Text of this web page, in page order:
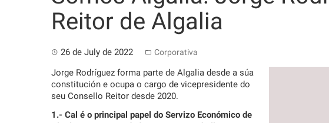
Reitor de Algalia
26 de July de 2022 Corporativa
Jorge Rodríguez forma parte de Algalia desde a súa
constitución e ocupa o cargo de vicepresidente do
seu Consello Reitor desde 2020.
1.- Cal é o principal papel do Servizo Económico de